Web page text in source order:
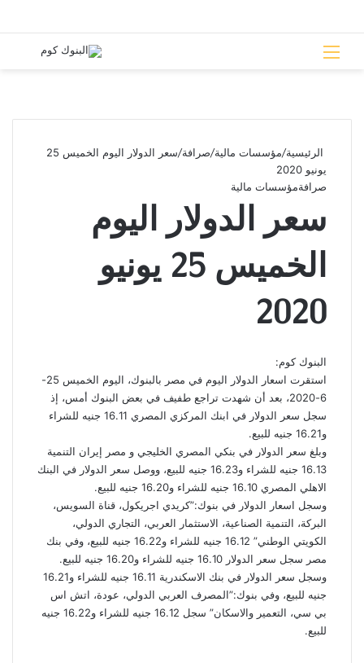
القائمة
الرئيسية/مؤسسات مالية/صرافة/
سعر الدولار اليوم الخميس 25
يونيو 2020
صرافةمؤسسات مالية
سعر الدولار اليوم
الخميس 25 يونيو
2020
البنوك كوم:
استقرت اسعار الدولار اليوم في مصر بالبنوك، اليوم الخميس 25-
6-2020، بعد أن شهدت تراجع طفيف في بعض البنوك أمس، إذ
سجل سعر الدولار في ابنك المركزي المصري 16.11 جنيه للشراء
و16.21 جنيه للبيع.
وبلغ سعر الدولار في بنكي المصري الخليجي و مصر إيران التنمية
16.13 جنيه للشراء و16.23 جنيه للبيع، ووصل سعر الدولار في البنك
الاهلي المصري 16.10 جنيه للشراء و16.20 جنيه للبيع.
وسجل اسعار الدولار في بنوك:”كريدي اجريكول، قناة السويس،
البركة، التنمية الصناعية، الاستثمار العربي، التجاري الدولي،
الكويتي الوطني” 16.12 جنيه للشراء و16.22 جنيه للبيع، وفي بنك
مصر سجل سعر الدولار 16.10 جنيه للشراء و16.20 جنيه للبيع.
وسجل سعر الدولار في بنك الاسكندرية 16.11 جنيه للشراء و16.21
جنيه للبيع، وفي بنوك:”المصرف العربي الدولي، عودة، اتش اس
بي سي، التعمير والاسكان” سجل 16.12 جنيه للشراء و16.22 جنيه
للبيع.